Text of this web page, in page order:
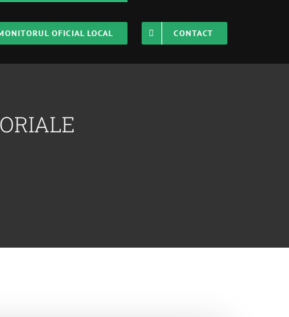
OFICIAL LOCAL CONTACT